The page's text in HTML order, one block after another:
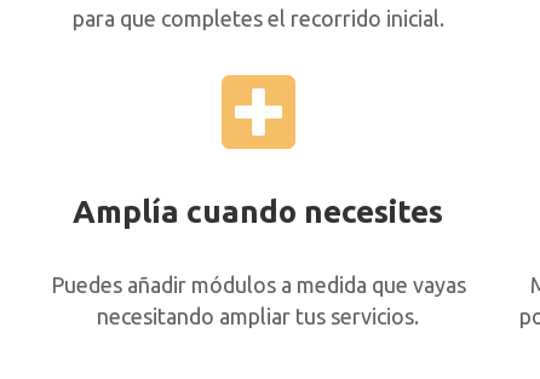
para que completes el recorrido inicial.
Amplía cuando necesites
Puedes añadir módulos a medida que vayas
necesitando ampliar tus servicios.